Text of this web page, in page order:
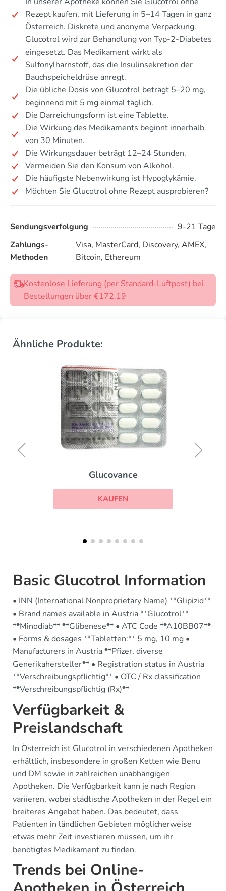
Rezept kaufen, mit Lieferung in 5–14 Tagen in ganz
Österreich. Diskrete und anonyme Verpackung.
Glucotrol wird zur Behandlung von Typ-2-Diabetes
eingesetzt. Das Medikament wirkt als
Sulfonylharnstoff, das die Insulinsekretion der
Bauchspeicheldrüse anregt.
Die übliche Dosis von Glucotrol beträgt 5–20 mg,
beginnend mit 5 mg einmal täglich.
Die Darreichungsform ist eine Tablette.
Die Wirkung des Medikaments beginnt innerhalb
von 30 Minuten.
Die Wirkungsdauer beträgt 12–24 Stunden.
Vermeiden Sie den Konsum von Alkohol.
Die häufigste Nebenwirkung ist Hypoglykämie.
Möchten Sie Glucotrol ohne Rezept ausprobieren?
Sendungsverfolgung
9-21 Tage
Zahlungs-
Methoden
Visa, MasterCard, Discovery, AMEX,
Bitcoin, Ethereum
Kostenlose Lieferung (per Standard-Luftpost) bei
Bestellungen über €172.19
Ähnliche Produkte:
Basic Glucotrol Information
• INN (International Nonproprietary Name) **Glipizid**
• Brand names available in Austria **Glucotrol**
**Minodiab** **Glibenese** • ATC Code **A10BB07**
• Forms & dosages **Tabletten:** 5 mg, 10 mg •
Manufacturers in Austria **Pfizer, diverse
Generikahersteller** • Registration status in Austria
**Verschreibungspflichtig** • OTC / Rx classification
**Verschreibungspflichtig (Rx)**
Verfügbarkeit &
Preislandschaft
In Österreich ist Glucotrol in verschiedenen Apotheken
erhältlich, insbesondere in großen Ketten wie Benu
und DM sowie in zahlreichen unabhängigen
Apotheken. Die Verfügbarkeit kann je nach Region
variieren, wobei städtische Apotheken in der Regel ein
breiteres Angebot haben. Das bedeutet, dass
Patienten in ländlichen Gebieten möglicherweise
etwas mehr Zeit investieren müssen, um ihr
benötigtes Medikament zu finden.
Trends bei Online-